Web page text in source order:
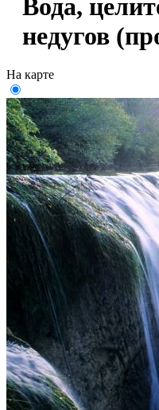
Вода,
недугов
На карте